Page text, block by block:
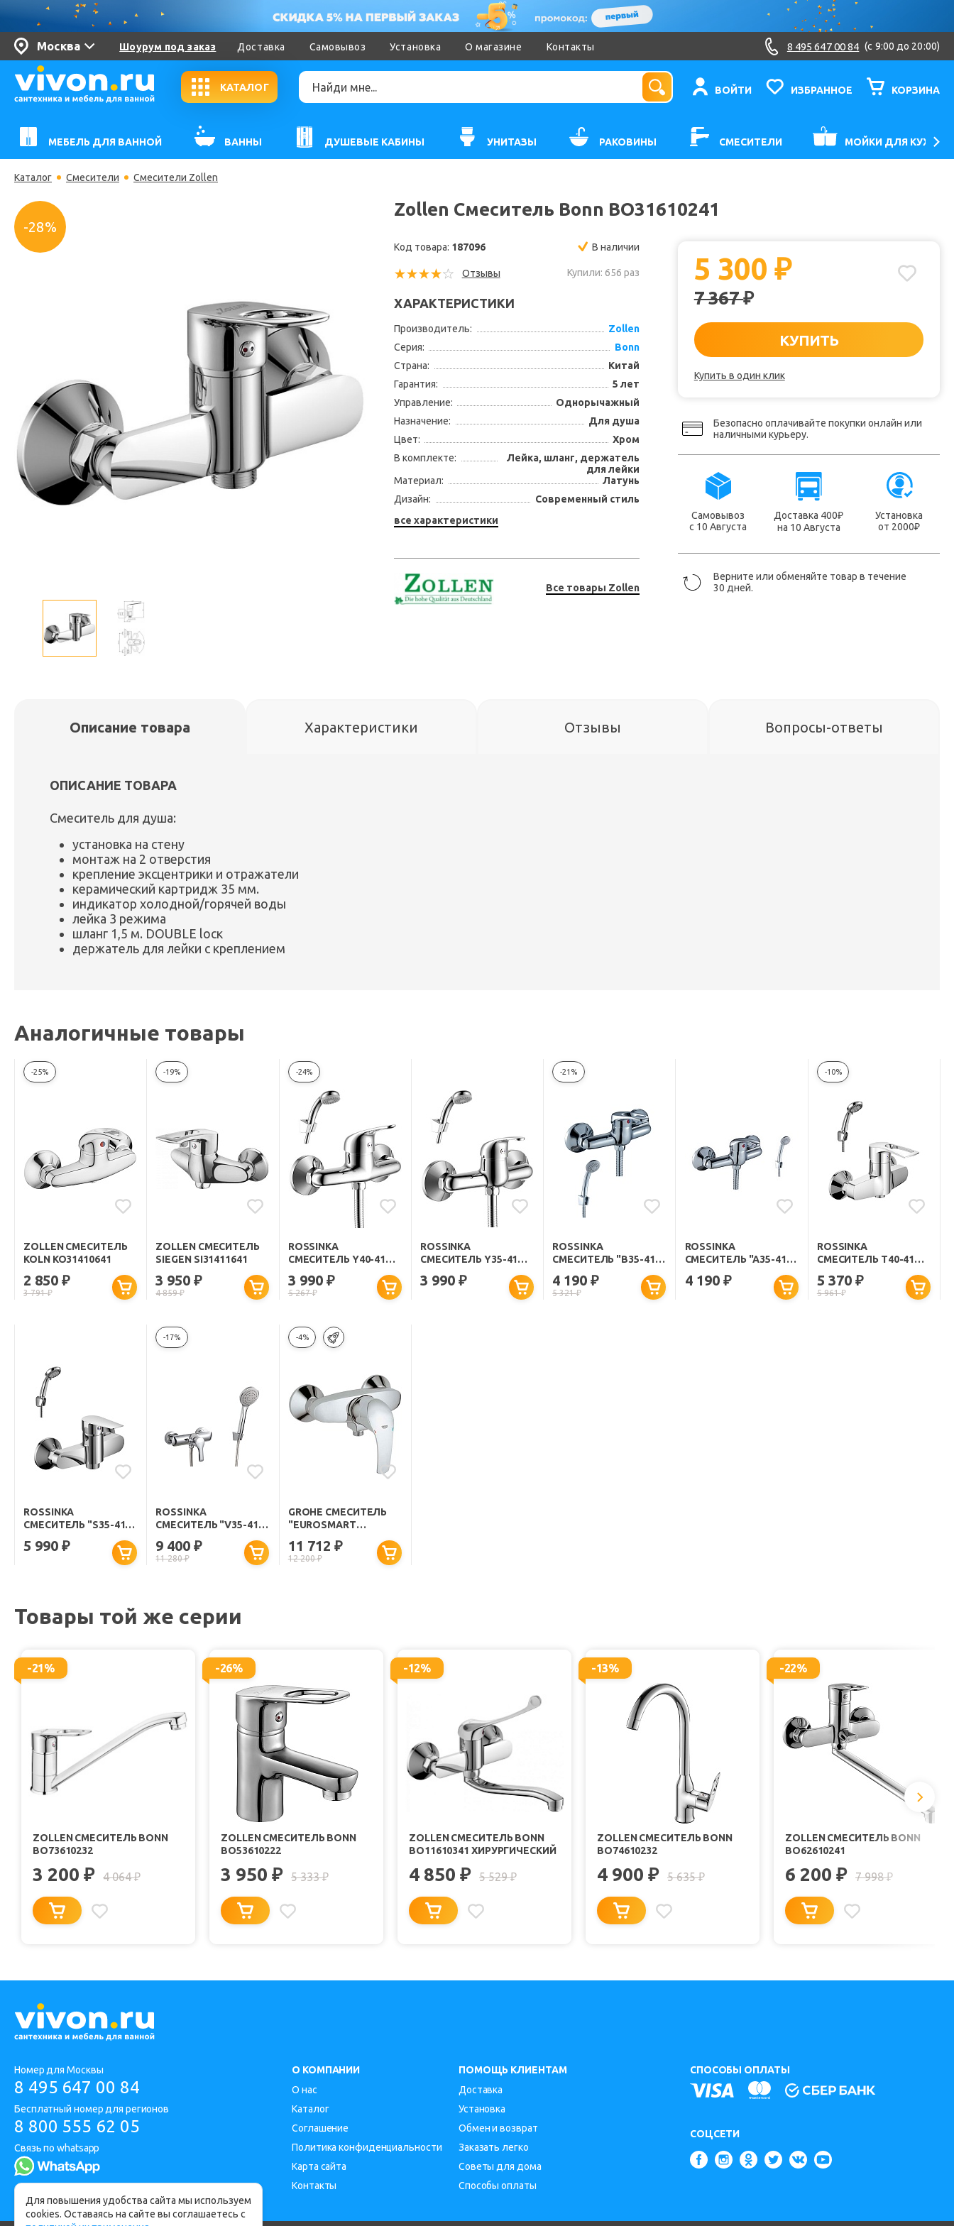
Москва Шоурум под заказ Доставка Самовывоз Установка О магазине Контакты 8 495 647 00 84 (c 9:00 до 20:00)
КАТАЛОГ ВОЙТИ ИЗБРАННОЕ КОРЗИНА
МЕБЕЛЬ ДЛЯ ВАННОЙ ВАННЫ ДУШЕВЫЕ КАБИНЫ УНИТАЗЫ РАКОВИНЫ СМЕСИТЕЛИ МОЙКИ ДЛЯ КУХНИ
Каталог Смесители Смесители Zollen
-28%
Zollen Смеситель Bonn BO31610241
Код товара: 187096 В наличии
Отзывы Купили: 656 раз
ХАРАКТЕРИСТИКИ
Производитель:
Zollen
Серия:
Bonn
Страна:
Китай
Гарантия:
5 лет
Управление:
Однорычажный
Назначение:
Для душа
Цвет:
Хром
В комплекте:
Лейка, шланг, держатель
для лейки
Материал:
Латунь
Дизайн:
Современный стиль
все характеристики
Все товары Zollen
5 300 ₽
7 367₽
КУПИТЬ
Купить в один клик
Безопасно оплачивайте покупки онлайн или
наличными курьеру.
Самовывоз
с 10 Августа
Доставка 400₽
на 10 Августа
Установка
от 2000₽
Верните или обменяйте товар в течение
30 дней.
Описание товара Характеристики Отзывы Вопросы-ответы
ОПИСАНИЕ ТОВАРА
Смеситель для душа:
установка на стену
монтаж на 2 отверстия
крепление эксцентрики и отражатели
керамический картридж 35 мм.
индикатор холодной/горячей воды
лейка 3 режима
шланг 1,5 м. DOUBLE locк
держатель для лейки с креплением
Аналогичные товары
-25%
ZOLLEN СМЕСИТЕЛЬ
KOLN KO31410641
2 850₽
3 791₽
-19%
ZOLLEN СМЕСИТЕЛЬ
SIEGEN SI31411641
3 950₽
4 859₽
-24%
ROSSINKA
СМЕСИТЕЛЬ Y40-41
3 990 ₽
5 267₽
ROSSINKA
СМЕСИТЕЛЬ Y35-41
3 990 ₽
-21%
ROSSINKA
СМЕСИТЕЛЬ "B35-41"
4 190₽
5 321₽
ROSSINKA
СМЕСИТЕЛЬ "A35-41"
4 190 ₽
-10%
ROSSINKA
СМЕСИТЕЛЬ T40-41
5 370 ₽
5 961₽
ROSSINKA
СМЕСИТЕЛЬ "S35-41"
5 990₽
-17%
ROSSINKA
СМЕСИТЕЛЬ "V35-41"
9 400₽
11 280₽
-4%
GROHE СМЕСИТЕЛЬ
"EUROSMART
11 712 ₽
12 200₽
Товары той же серии
-21%
ZOLLEN СМЕСИТЕЛЬ BONN
BO73610232
3 200 ₽ 4 064₽
-26%
ZOLLEN СМЕСИТЕЛЬ BONN
BO53610222
3 950 ₽ 5 333₽
-12%
ZOLLEN СМЕСИТЕЛЬ BONN
BO11610341 ХИРУРГИЧЕСКИЙ
4 850 ₽ 5 529₽
-13%
ZOLLEN СМЕСИТЕЛЬ BONN
BO74610232
4 900 ₽ 5 635₽
-22%
ZOLLEN СМЕСИТЕЛЬ BONN
BO62610241
6 200 ₽ 7 998₽
Номер для Москвы
8 495 647 00 84
Бесплатный номер для регионов
8 800 555 62 05
Связь по whatsapp
Адрес офиса: Москва, Дорожная улица 1
О КОМПАНИИ
О нас
Каталог
Соглашение
Политика конфиденциальности
Карта сайта
Контакты
ПОМОЩЬ КЛИЕНТАМ
Доставка
Установка
Обмен и возврат
Заказать легко
Советы для дома
Способы оплаты
СПОСОБЫ ОПЛАТЫ
СОЦСЕТИ
Для повышения удобства сайта мы используем
cookies. Оставаясь на сайте вы соглашаетесь с